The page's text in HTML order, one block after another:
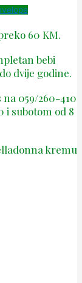
60 KM.
bebi
dvije godine.
na 059/260-410
i subotom od 8
kremu